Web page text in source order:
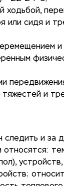
ходьбой,
или сидя и
и
тяжестей и
следить и за
относятся: